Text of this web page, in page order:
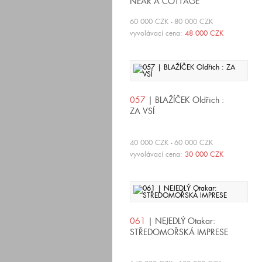
60 000 CZK - 80 000 CZK
vyvolávací cena: 48 000 CZK
057 | BLAŽÍČEK Oldřich :
ZA VSÍ
40 000 CZK - 60 000 CZK
vyvolávací cena: 30 000 CZK
061 | NEJEDLÝ Otakar:
STŘEDOMOŘSKÁ IMPRESE